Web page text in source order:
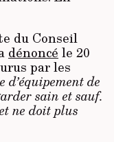
du Conseil
dénoncé le 20
par les
d’équipement de
sain et sauf.
ne doit plus